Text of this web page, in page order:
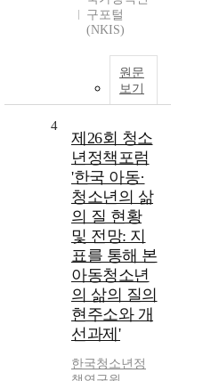
구포털
(NKIS)
원문
보기
4
제26회 청소
년정책포럼
'한국 아동·
청소년의 삶
의 질 현황
및 전망: 지
표를 통해 본
아동청소년
의 삶의 질의
현주소와 개
선과제'
한국청소년정